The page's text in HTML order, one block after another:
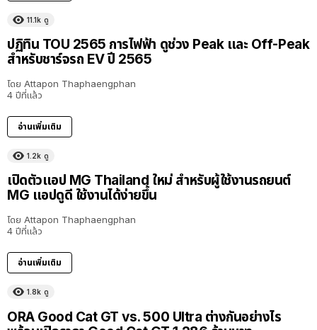
11.1k ดู
ปฏิทิน TOU 2565 การไฟฟ้า ดูช่วง Peak และ Off-Peak
สำหรับชาร์จรถ EV ปี 2565
โดย Attapon Thaphaengphan
4 ปีที่แล้ว
อ่านเพิ่มเติม
1.2k ดู
เปิดตัวแอป MG Thailand ใหม่ สำหรับผู้ใช้งานรถยนต์
MG แอปดูดี ใช้งานได้ง่ายขึ้น
โดย Attapon Thaphaengphan
4 ปีที่แล้ว
อ่านเพิ่มเติม
1.8k ดู
ORA Good Cat GT vs. 500 Ultra ต่างกันอย่างไร